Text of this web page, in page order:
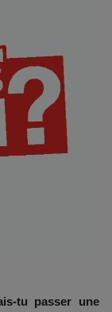
tu passer une